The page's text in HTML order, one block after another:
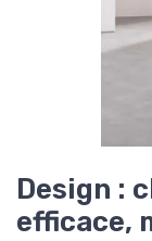
Design :
efficace,